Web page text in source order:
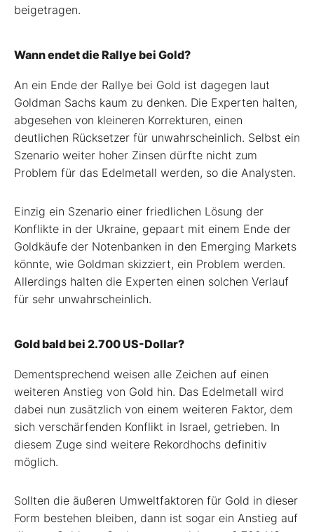
beigetragen.
Wann endet die Rallye bei Gold?
An ein Ende der Rallye bei Gold ist dagegen laut
Goldman Sachs kaum zu denken. Die Experten halten,
abgesehen von kleineren Korrekturen, einen
deutlichen Rücksetzer für unwahrscheinlich. Selbst ein
Szenario weiter hoher Zinsen dürfte nicht zum
Problem für das Edelmetall werden, so die Analysten.
Einzig ein Szenario einer friedlichen Lösung der
Konflikte in der Ukraine, gepaart mit einem Ende der
Goldkäufe der Notenbanken in den Emerging Markets
könnte, wie Goldman skizziert, ein Problem werden.
Allerdings halten die Experten einen solchen Verlauf
für sehr unwahrscheinlich.
Gold bald bei 2.700 US-Dollar?
Dementsprechend weisen alle Zeichen auf einen
weiteren Anstieg von Gold hin. Das Edelmetall wird
dabei nun zusätzlich von einem weiteren Faktor, dem
sich verschärfenden Konflikt in Israel, getrieben. In
diesem Zuge sind weitere Rekordhochs definitiv
möglich.
Sollten die äußeren Umweltfaktoren für Gold in dieser
Form bestehen bleiben, dann ist sogar ein Anstieg auf